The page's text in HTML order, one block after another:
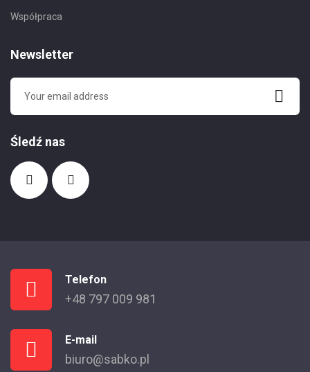
Współpraca
Newsletter
Śledź nas
Telefon
+48 797 009 981
E-mail
biuro@sabko.pl